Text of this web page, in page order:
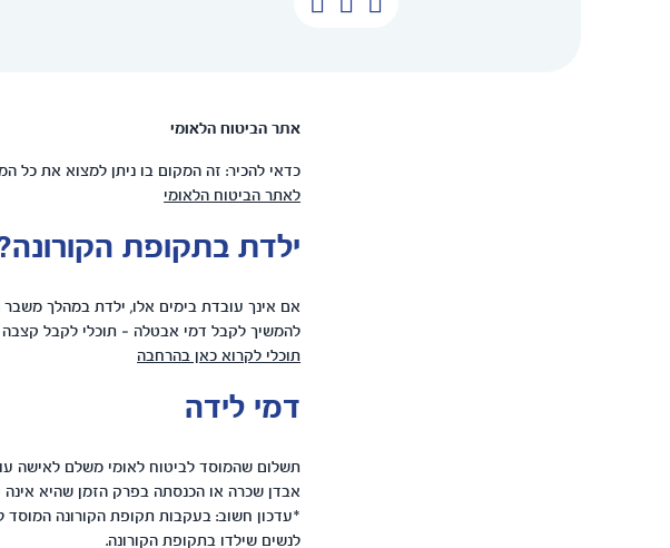
אתר הביטוח הלאומי
כדאי להכיר: זה המקום בו ניתן למצוא את כל
לאתר הביטוח הלאומי
ילדת בתקופת
אם אינך עובדת בימים אלו, ילדת במהלך משבר
להמשיך לקבל דמי אבטלה – תוכלי לקבל קצבה
תוכלי לקרוא כאן בהרחבה
דמי לידה
תשלום שהמוסד לביטוח לאומי משלם לאישה
אבדן שכרה או הכנסתה בפרק הזמן שהיא אינה
*עדכון חשוב: בעקבות תקופת הקורונה המוסד
לנשים שילדו בתקופת הקורונה.